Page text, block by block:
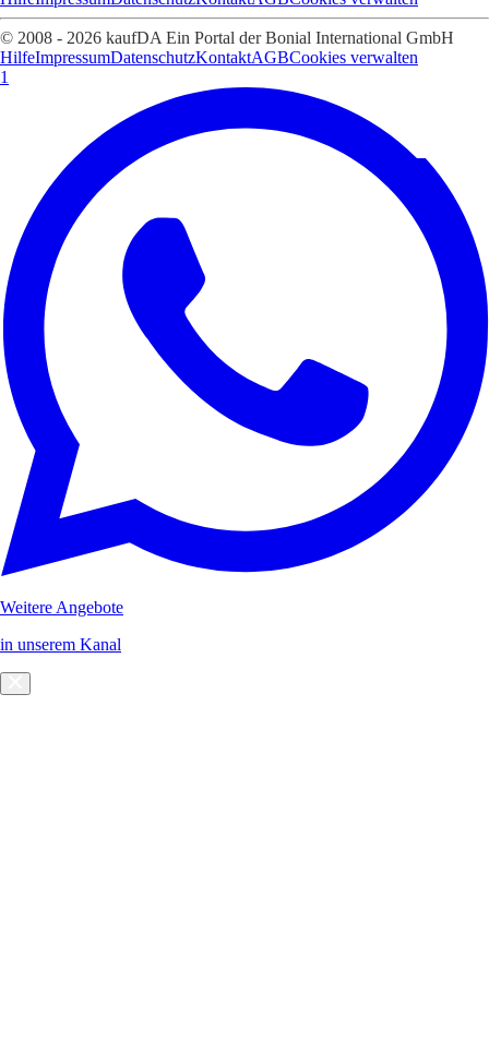
© 2008 - 2026 kaufDA Ein Portal der Bonial International GmbH
HilfeImpressumDatenschutzKontaktAGBCookies verwalten
1
Weitere Angebote
in unserem Kanal